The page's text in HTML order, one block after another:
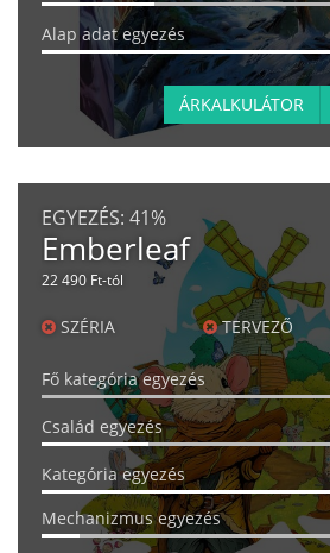
Alap adat egyezés
ÁRKALKULÁTOR
EGYEZÉS: 41%
Emberleaf
22 490 Ft-tól
SZÉRIA TERVEZŐ
Fő kategória egyezés
Család egyezés
Kategória egyezés
Mechanizmus egyezés